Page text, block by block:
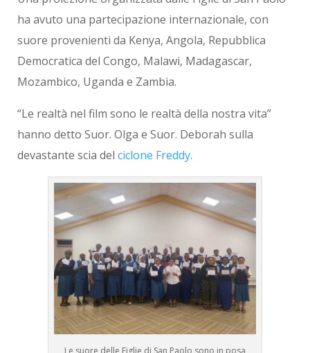
ha avuto una partecipazione internazionale, con
suore provenienti da Kenya, Angola, Repubblica
Democratica del Congo, Malawi, Madagascar,
Mozambico, Uganda e Zambia.
“Le realtà nel film sono le realtà della nostra vita”
hanno detto Suor. Olga e Suor. Deborah sulla
devastante scia del ciclone Freddy.
Le suore delle Figlie di San Paolo sono in posa